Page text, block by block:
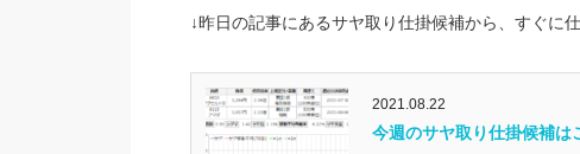
↓昨日の記事にあるサヤ取り仕掛候補から、すぐに
2021.08.22
今週のサヤ取り仕掛候補は